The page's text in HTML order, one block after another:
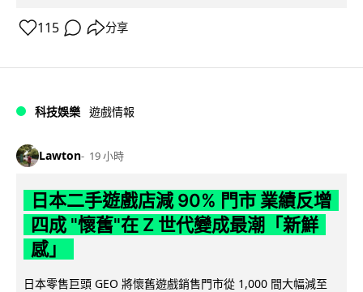
115 分享
科技娛樂 遊戲情報
Lawton 19 小時
日本二手遊戲店減 90% 門市 業績反增
四成 "懷舊"在 Z 世代變成最潮「新鮮
感」
日本零售巨頭 GEO 將懷舊遊戲銷售門市從 1,000 間大幅減至